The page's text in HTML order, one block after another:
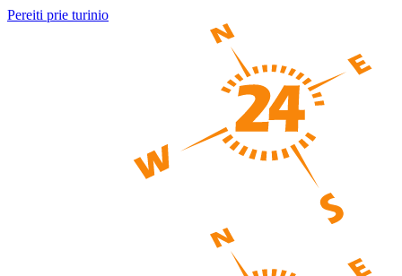
Pereiti prie turinio